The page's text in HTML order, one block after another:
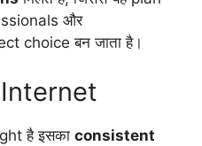
और
choice बन जाता है।
है इसका consistent